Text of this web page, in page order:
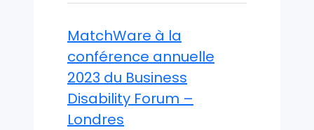
MatchWare à la
conférence annuelle
2023 du Business
Disability Forum –
Londres